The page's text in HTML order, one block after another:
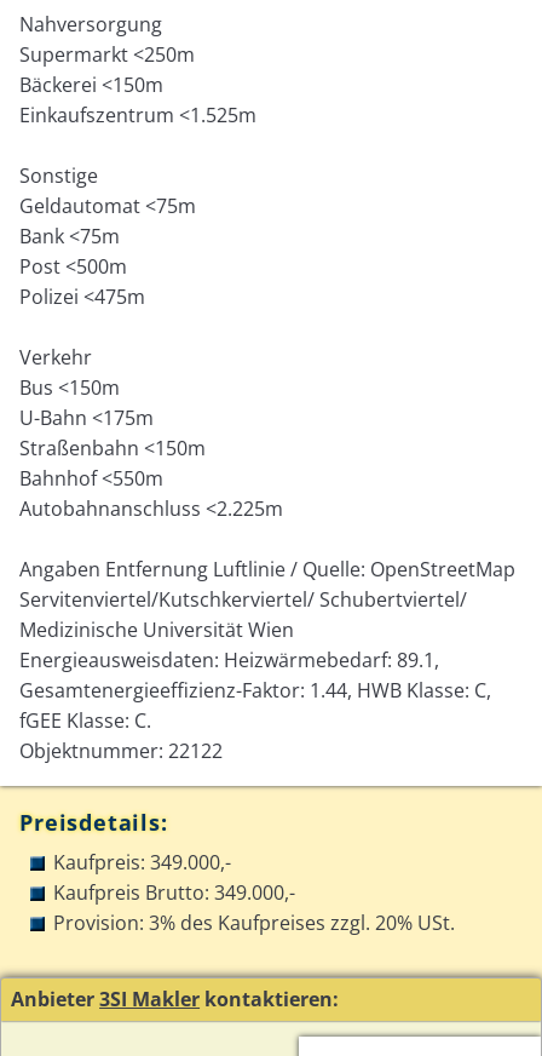
Nahversorgung
Supermarkt <250m
Bäckerei <150m
Einkaufszentrum <1.525m
Sonstige
Geldautomat <75m
Bank <75m
Post <500m
Polizei <475m
Verkehr
Bus <150m
U-Bahn <175m
Straßenbahn <150m
Bahnhof <550m
Autobahnanschluss <2.225m
Angaben Entfernung Luftlinie / Quelle: OpenStreetMap
Servitenviertel/Kutschkerviertel/ Schubertviertel/
Medizinische Universität Wien
Energieausweisdaten: Heizwärmebedarf: 89.1,
Gesamtenergieeffizienz-Faktor: 1.44, HWB Klasse: C,
fGEE Klasse: C.
Objektnummer: 22122
Preisdetails:
Kaufpreis: 349.000,-
Kaufpreis Brutto: 349.000,-
Provision: 3% des Kaufpreises zzgl. 20% USt.
Anbieter3SI Makler kontaktieren: